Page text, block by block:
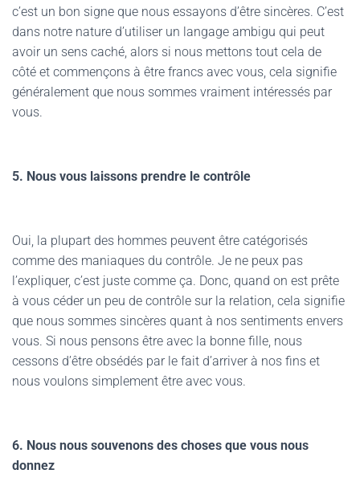
c’est un bon signe que nous essayons d’être sincères. C’est
dans notre nature d’utiliser un langage ambigu qui peut
avoir un sens caché, alors si nous mettons tout cela de
côté et commençons à être francs avec vous, cela signifie
généralement que nous sommes vraiment intéressés par
vous.
5. Nous vous laissons prendre le contrôle
Oui, la plupart des hommes peuvent être catégorisés
comme des maniaques du contrôle. Je ne peux pas
l’expliquer, c’est juste comme ça. Donc, quand on est prête
à vous céder un peu de contrôle sur la relation, cela signifie
que nous sommes sincères quant à nos sentiments envers
vous. Si nous pensons être avec la bonne fille, nous
cessons d’être obsédés par le fait d’arriver à nos fins et
nous voulons simplement être avec vous.
6. Nous nous souvenons des choses que vous nous
donnez